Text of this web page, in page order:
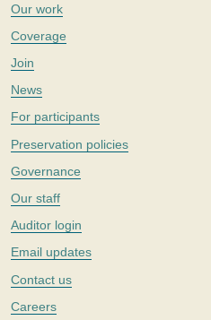
Our work
Coverage
Join
News
For participants
Preservation policies
Governance
Our staff
Auditor login
Email updates
Contact us
Careers